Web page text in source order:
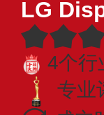
LG
4个行
专业